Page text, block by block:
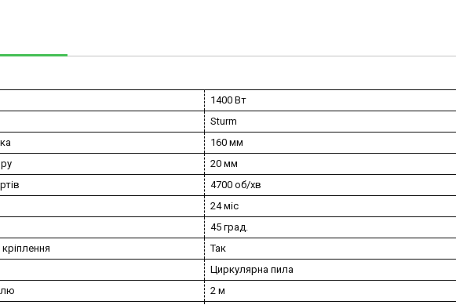
1400 Вт
Sturm
160 мм
20 мм
4700 об/хв
24 міс
45 град.
Так
Циркулярна пила
2 м